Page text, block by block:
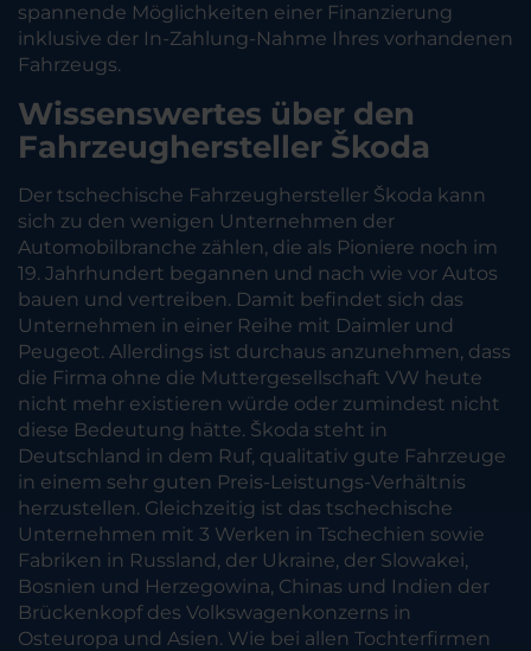
spannende Möglichkeiten einer Finanzierung
inklusive der In-Zahlung-Nahme Ihres vorhandenen
Fahrzeugs.
Wissenswertes über den
Fahrzeughersteller Škoda
Der tschechische Fahrzeughersteller Škoda kann
sich zu den wenigen Unternehmen der
Automobilbranche zählen, die als Pioniere noch im
19. Jahrhundert begannen und nach wie vor Autos
bauen und vertreiben. Damit befindet sich das
Unternehmen in einer Reihe mit Daimler und
Peugeot. Allerdings ist durchaus anzunehmen, dass
die Firma ohne die Muttergesellschaft VW heute
nicht mehr existieren würde oder zumindest nicht
diese Bedeutung hätte. Škoda steht in
Deutschland in dem Ruf, qualitativ gute Fahrzeuge
in einem sehr guten Preis-Leistungs-Verhältnis
herzustellen. Gleichzeitig ist das tschechische
Unternehmen mit 3 Werken in Tschechien sowie
Fabriken in Russland, der Ukraine, der Slowakei,
Bosnien und Herzegowina, Chinas und Indien der
Brückenkopf des Volkswagenkonzerns in
Osteuropa und Asien. Wie bei allen Tochterfirmen